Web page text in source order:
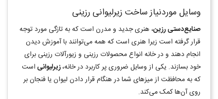
وسایل موردنیاز ساخت زیرلیوانی رزینی
صنایع‌دستی رزین، هنری جدید و مدرن است که به تازگی مورد توجه
قرار گرفته است زیرا هنری است که همه می‌توانند با آموزش دیدن
انجام دهند و در خانه انواع محصولات رزینی و زیورآلات رزینی برای
خود بسازند. یکی از وسایل ضروری پر کاربرد در خانه،زیرلیوانی است
که به محافظت از میزهای شما در هنگام قرار دادن لیوان یا فنجان بر
روی آن‌ها کمک می‌کند.